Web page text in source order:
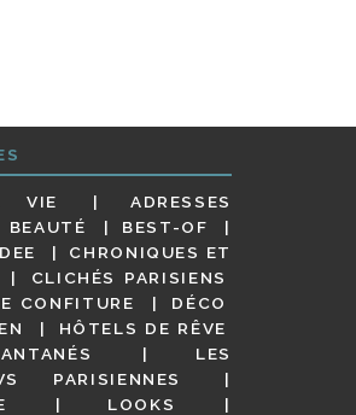
VIE
ADRESSES
BEAUTÉ
BEST-OF
CHRONIQUES ET
CLICHÉS PARISIENS
CONFITURE
DÉCO
HÔTELS DE RÊVE
LES
PARISIENNES
LOOKS